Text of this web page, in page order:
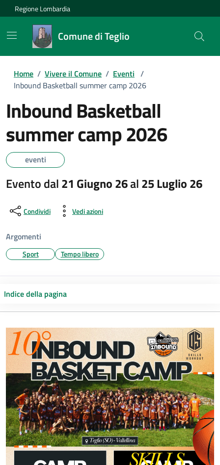
Regione Lombardia
Comune di Teglio
Home / Vivere il Comune / Eventi /
Inbound Basketball summer camp 2026
Inbound Basketball
summer camp 2026
eventi
Evento dal21 Giugno 26al25 Luglio 26
Condividi Vedi azioni
Argomenti
Sport Tempo libero
Indice della pagina